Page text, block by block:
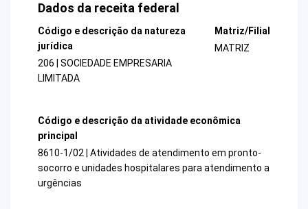
Dados da receita federal
Código e descrição da natureza
jurídica
206 | SOCIEDADE EMPRESARIA
LIMITADA
Matriz/Filial
MATRIZ
Código e descrição da atividade econômica
principal
8610-1/02 | Atividades de atendimento em pronto-
socorro e unidades hospitalares para atendimento a
urgências